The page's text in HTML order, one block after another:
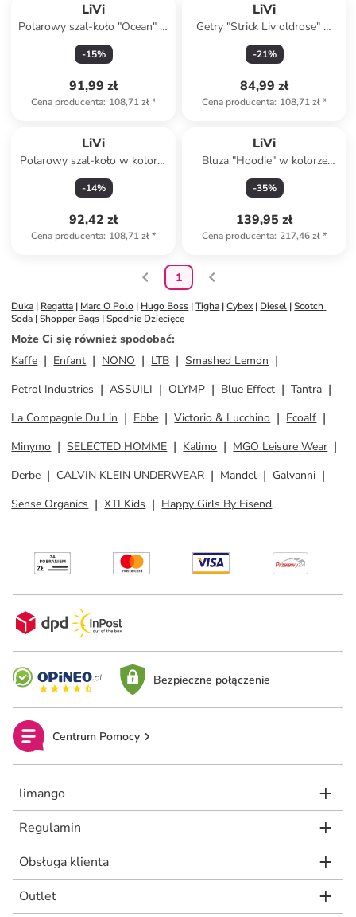
LiVi
Polarowy szal-koło "Ocean" w
kolorze błękitnym - 50 x 24
cm
-15%
91,99 zł
Cena producenta: 108,71 zł*
LiVi
Getry "Strick Liv oldrose" w
kolorze jasnoróżowym
-21%
84,99 zł
Cena producenta: 108,71 zł*
LiVi
Polarowy szal-koło w kolorze
jasnoszarym - 50 x 24 cm
-14%
92,42 zł
Cena producenta: 108,71 zł*
LiVi
Bluza "Hoodie" w kolorze
zielonym
-35%
139,95 zł
Cena producenta: 217,46 zł*
1
Duka | Regatta | Marc O Polo | Hugo Boss | Tigha | Cybex | Diesel | Scotch
Soda | Shopper Bags | Spodnie Dziecięce
Może Ci się również spodobać:
Kaffe
Enfant NONO LTB
Smashed Lemon
Petrol Industries
ASSUILI OLYMP Blue Effect
Tantra
La Compagnie Du Lin
Ebbe Victorio & Lucchino
Ecoalf
Minymo
SELECTED HOMME Kalimo
MGO Leisure Wear
Derbe
CALVIN KLEIN UNDERWEAR Mandel
Galvanni
Sense Organics
XTI Kids Happy Girls By Eisend
Bezpieczne połączenie
Centrum Pomocy
limango
Regulamin
Obsługa klienta
Outlet